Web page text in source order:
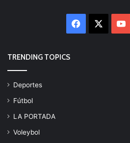
Facebook
TRENDING TOPICS
Deportes
Fútbol
LA PORTADA
Voleybol